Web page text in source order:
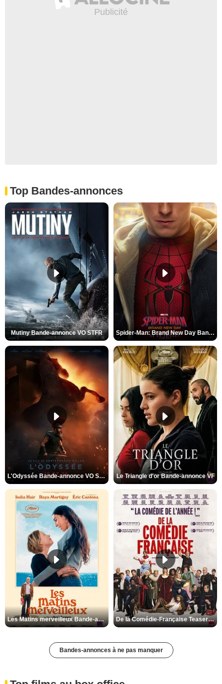
Top Bandes-annonces
Mutiny Bande-annonce VO STFR Spider-Man: Brand New Day Bande-annonce VO STFR
L'Odyssée Bande-annonce VO STFR Le Triangle d'or Bande-annonce VF
Les Matins merveilleux Bande-annonce VF De la Comédie-Française Teaser VF
Bandes-annonces à ne pas manquer